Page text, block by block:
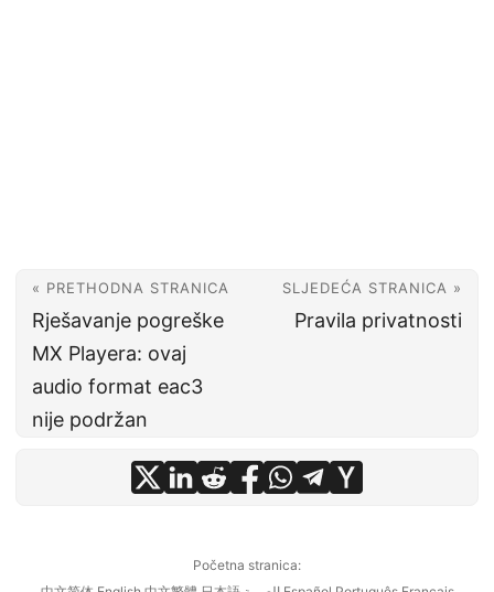
« PRETHODNA STRANICA
Rješavanje pogreške
MX Playera: ovaj
audio format eac3
nije podržan
SLJEDEĆA STRANICA »
Pravila privatnosti
Početna stranica: